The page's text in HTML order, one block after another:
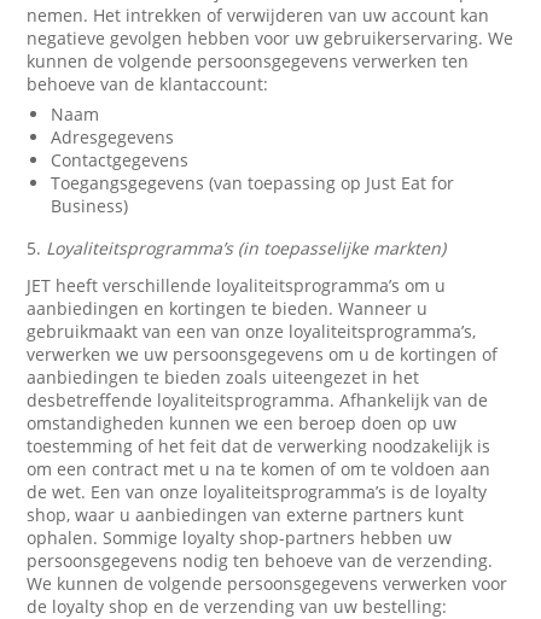
nemen. Het intrekken of verwijderen van uw account kan
negatieve gevolgen hebben voor uw gebruikerservaring. We
kunnen de volgende persoonsgegevens verwerken ten
behoeve van de klantaccount:
Naam
Adresgegevens
Contactgegevens
Toegangsgegevens (van toepassing op Just Eat for
Business)
5. Loyaliteitsprogramma’s (in toepasselijke markten)
JET heeft verschillende loyaliteitsprogramma’s om u
aanbiedingen en kortingen te bieden. Wanneer u
gebruikmaakt van een van onze loyaliteitsprogramma’s,
verwerken we uw persoonsgegevens om u de kortingen of
aanbiedingen te bieden zoals uiteengezet in het
desbetreffende loyaliteitsprogramma. Afhankelijk van de
omstandigheden kunnen we een beroep doen op uw
toestemming of het feit dat de verwerking noodzakelijk is
om een contract met u na te komen of om te voldoen aan
de wet. Een van onze loyaliteitsprogramma’s is de loyalty
shop, waar u aanbiedingen van externe partners kunt
ophalen. Sommige loyalty shop-partners hebben uw
persoonsgegevens nodig ten behoeve van de verzending.
We kunnen de volgende persoonsgegevens verwerken voor
de loyalty shop en de verzending van uw bestelling: